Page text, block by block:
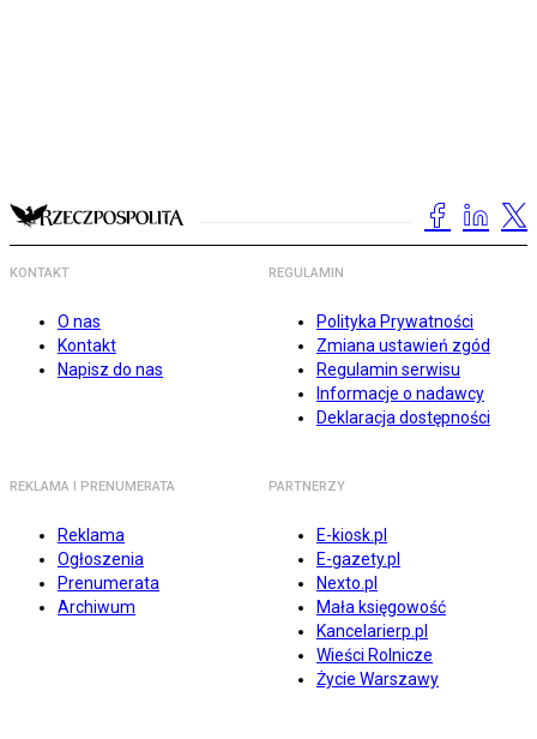
KONTAKT
O nas
Kontakt
Napisz do nas
REGULAMIN
Polityka Prywatności
Zmiana ustawień zgód
Regulamin serwisu
Informacje o nadawcy
Deklaracja dostępności
REKLAMA I PRENUMERATA
Reklama
Ogłoszenia
Prenumerata
Archiwum
PARTNERZY
E-kiosk.pl
E-gazety.pl
Nexto.pl
Mała księgowość
Kancelarierp.pl
Wieści Rolnicze
Życie Warszawy